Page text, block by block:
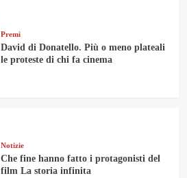
Premi
David di Donatello. Più o meno plateali
le proteste di chi fa cinema
Notizie
Che fine hanno fatto i protagonisti del
film La storia infinita